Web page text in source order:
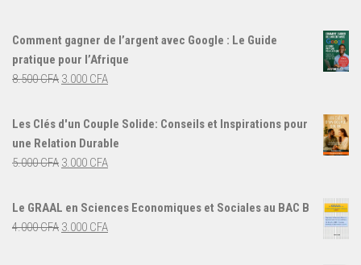
Comment gagner de l’argent avec Google : Le Guide
pratique pour l’Afrique
8.500CFA Le
initial
était :
8.500 CFA.
3.000 CFALe
actuel
est :
Les Clés d'un Couple Solide: Conseils et Inspirations pour
une Relation Durable
5.000CFA Le
initial
était :
3.000 CFALe
actuel
Le GRAAL en Sciences Economiques et Sociales au BAC B
4.000CFA Le
3.000 CFALe